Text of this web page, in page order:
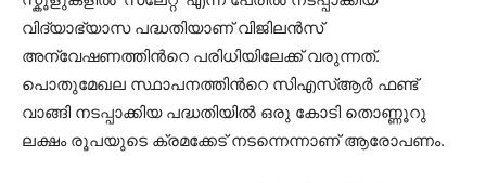
വിദ്യാഭ്യാസ പദ്ധതിയാണ് വിജിലന്‍സ്
അന്വേഷണത്തിന്‍റെ പരിധിയിലേക്ക് വരുന്നത്.
പൊതുമേഖല സ്ഥാപനത്തിന്‍റെ സിഎസ്ആര്‍ ഫണ്ട്
വാങ്ങി നടപ്പാക്കിയ പദ്ധതിയില്‍ ഒരു കോടി തൊണ്ണൂറു
ലക്ഷം രൂപയുടെ ക്രമക്കേട് നടന്നെന്നാണ് ആരോപണം.